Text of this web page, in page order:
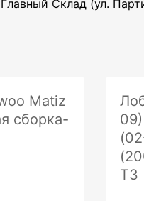
Главный Склад (ул.
Matiz
сборка-
ТЗ